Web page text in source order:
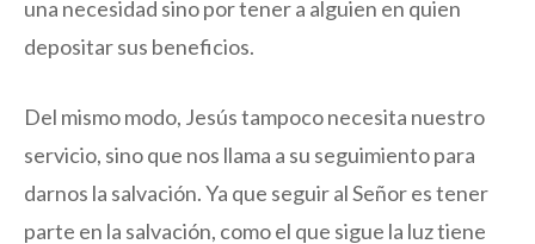
una necesidad sino por tener a alguien en quien
depositar sus beneficios.
Del mismo modo, Jesús tampoco necesita nuestro
servicio, sino que nos llama a su seguimiento para
darnos la salvación. Ya que seguir al Señor es tener
parte en la salvación, como el que sigue la luz tiene